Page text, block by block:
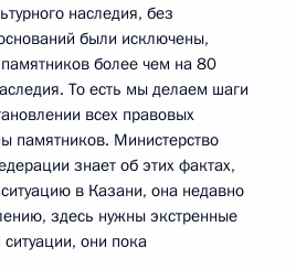
наследия, без
были исключены,
более чем на 80
То есть мы делаем шаги
всех правовых
памятников. Министерство
знает об этих фактах,
в Казани, она недавно
здесь нужны экстренные
они пока